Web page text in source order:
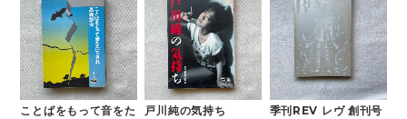
ことばをもって音をた
戸川純の気持ち
季刊REV レヴ 創刊号